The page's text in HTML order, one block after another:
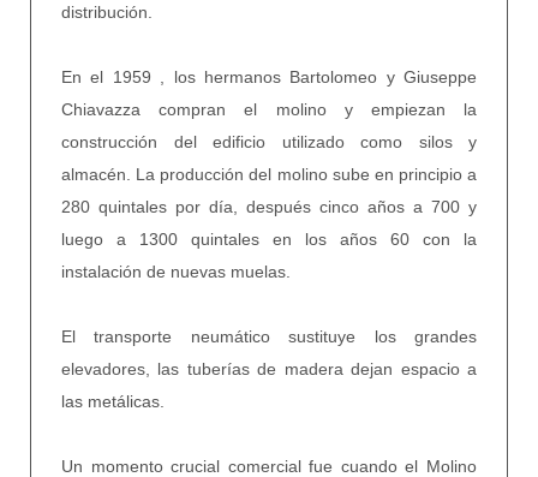
distribución.
En el 1959 , los hermanos Bartolomeo y Giuseppe
Chiavazza compran el molino y empiezan la
construcción del edificio utilizado como silos y
almacén. La producción del molino sube en principio a
280 quintales por día, después cinco años a 700 y
luego a 1300 quintales en los años 60 con la
instalación de nuevas muelas.
El transporte neumático sustituye los grandes
elevadores, las tuberías de madera dejan espacio a
las metálicas.
Un momento crucial comercial fue cuando el Molino